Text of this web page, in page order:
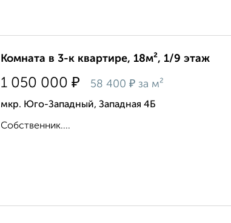
Комната в 3-к квартире, 18м², 1/9 этаж
1 050 000 ₽ 58 400 ₽ за м²
мкр. Юго-Западный, Западная 4Б
Собственник....